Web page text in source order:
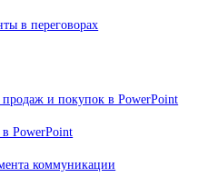
в переговорах
и покупок в PowerPoint
PowerPoint
коммуникации